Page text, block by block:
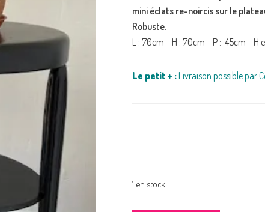
mini éclats re-noircis sur le
Robuste.
L : 70cm – H : 70cm – P : 45cm – H
Le petit + :Livraison possible par
1 en stock